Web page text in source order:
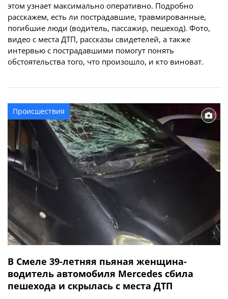
этом узнает максимально оперативно. Подробно
расскажем, есть ли пострадавшие, травмированные,
погибшие люди (водитель, пассажир, пешеход). Фото,
видео с места ДТП, рассказы свидетелей, а также
интервью с пострадавшими помогут понять
обстоятельства того, что произошло, и кто виноват.
Происшествия
В Смеле 39-летняя пьяная женщина-
водитель автомобиля Mercedes сбила
пешехода и скрылась с места ДТП